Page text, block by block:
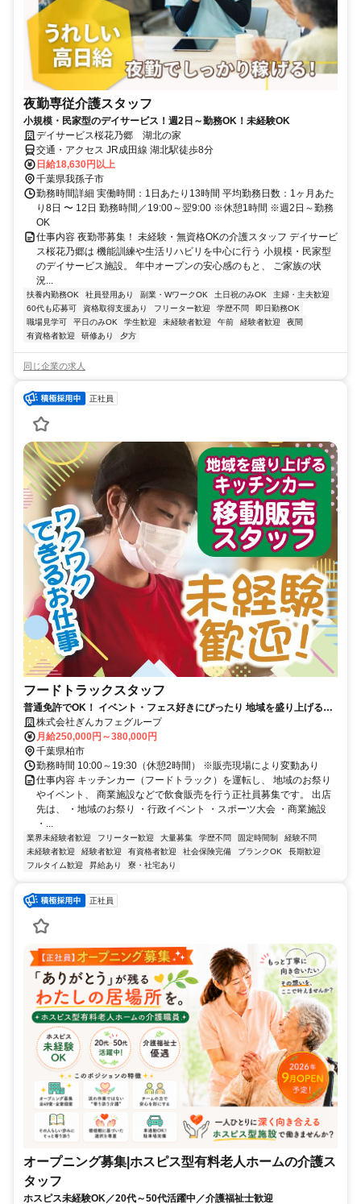
夜勤専従介護スタッフ
小規模・民家型のデイサービス！週2日～勤務OK！未経験OK
デイサービス桜花乃郷 湖北の家
交通・アクセス JR成田線 湖北駅徒歩8分
日給18,630円以上
千葉県我孫子市
勤務時間詳細 実働時間：1日あたり13時間 平均勤務日数：1ヶ月あた
り8日 〜 12日 勤務時間／19:00～翌9:00 ※休憩1時間 ※週2日～勤務
OK
仕事内容 夜勤帯募集！ 未経験・無資格OKの介護スタッフ デイサービ
ス桜花乃郷は 機能訓練や生活リハビリを中心に行う 小規模・民家型
のデイサービス施設。 年中オープンの安心感のもと、 ご家族の状
況...
扶養内勤務OK 社員登用あり 副業・WワークOK 土日祝のみOK
主婦・主夫歓迎
60代も応募可
資格取得支援あり フリーター歓迎 学歴不問
即日勤務OK
職場見学可
平日のみOK 学生歓迎 未経験者歓迎 午前 経験者歓迎
夜間
有資格者歓迎
研修あり 夕方
同じ企業の求人
正社員
フードトラックスタッフ
普通免許でOK！ イベント・フェス好きにぴったり 地域を盛り上げるキ
ッチンカースタッフ
株式会社ぎんカフェグループ
月給250,000円～380,000円
千葉県柏市
勤務時間 10:00～19:30（休憩2時間） ※販売現場により変動あり
仕事内容 キッチンカー（フードトラック）を運転し、 地域のお祭り
やイベント、 商業施設などで飲食販売を行う正社員募集です。 出店
先は、 ・地域のお祭り ・行政イベント ・スポーツ大会 ・商業施設
・...
業界未経験者歓迎 フリーター歓迎 大量募集 学歴不問 固定時間制
経験不問
未経験者歓迎
経験者歓迎 有資格者歓迎 社会保険完備 ブランクOK
長期歓迎
フルタイム歓迎
昇給あり 寮・社宅あり
正社員
オープニング募集|ホスピス型有料老人ホームの介護ス
タッフ
ホスピス未経験OK／20代～50代活躍中／介護福祉士歓迎